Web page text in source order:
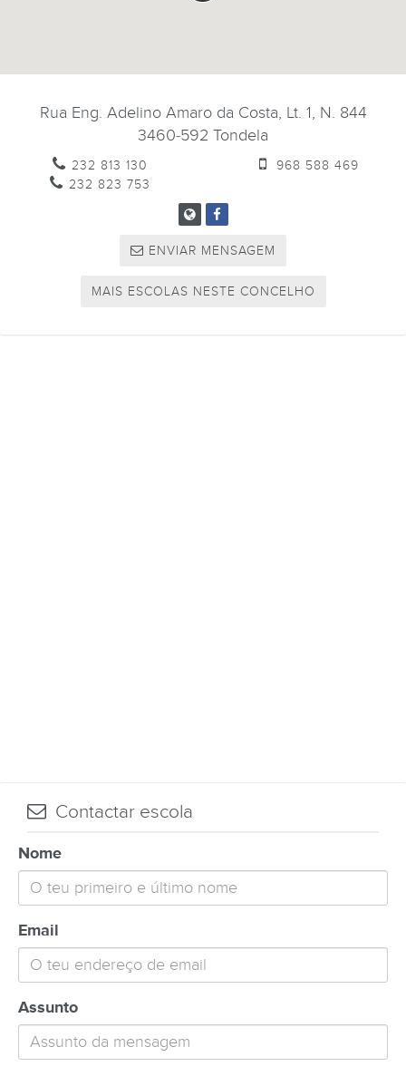
Rua Eng. Adelino Amaro da Costa, Lt. 1, N. 844
3460-592 Tondela
232 813 130
968 588 469
232 823 753
ENVIAR MENSAGEM
MAIS ESCOLAS NESTE CONCELHO
Contactar escola
Nome
Email
Assunto